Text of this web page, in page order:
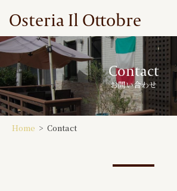
Osteria Il Ottobre
Contact
お問い合わせ
Home > Contact